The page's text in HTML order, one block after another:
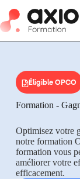
Éligible OPCO
Formation -
Optimisez votre
notre formation
formation vous
améliorer votre
efficacement.